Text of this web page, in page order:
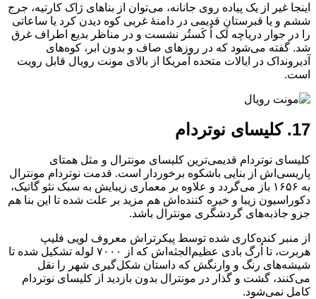
اینجا غیر از یک پیاده روی جانانه، می‌توان از بناهای ژاک کارتیه، جرج
ششم و یا قبرستان قدیمی در دامنهٔ غربی کوه دیدن کرد یا ساعاتی
را در جوار دریاچه لَک اُ کَستُر نشست و در مناظر بدیع اطراف غرق
شد. گفته می‌شود که در روزهای صاف و بدون ابر، کوه‌های
آدیرونداک در ایالات متحده آمریکا از بالای مونت رویال قابل رویت
است.
17. کلیسای نوتردام
کلیسای نوتردام قدیمی‌ترین کلیسای مونترال و مثل همتای
پاریسی‌اش از بنایی باشکوه برخوردار است. قدمت نوتردام مونترال
به ۱۶۵۶ باز می‌گردد و علاوه بر معماری زیبایش به سبک نئو گاتیک،
دکوراسیون زیبا و خیره کننده‌اش هم مزید بر علت شده تا این بنا هم
جزو جاذبه‌های گردشگری مونترال باشد.
از منبر کنده‌کاری شده‌‌ توسط پیکرتراش معروف لویی فلیپ
هربرت، تا اُرگ بادی عظیم‌الجثه‌اش که از ۷۰۰۰ لوله تشکیل شده تا
شیشه‌های رنگ و وارنگش که داستان شکل‌گیری شهر را نقل
می‌کنند، گشت و گذار در مونترال بدون بازدید از کلیسای نوتردام
کامل نمی‌شود.